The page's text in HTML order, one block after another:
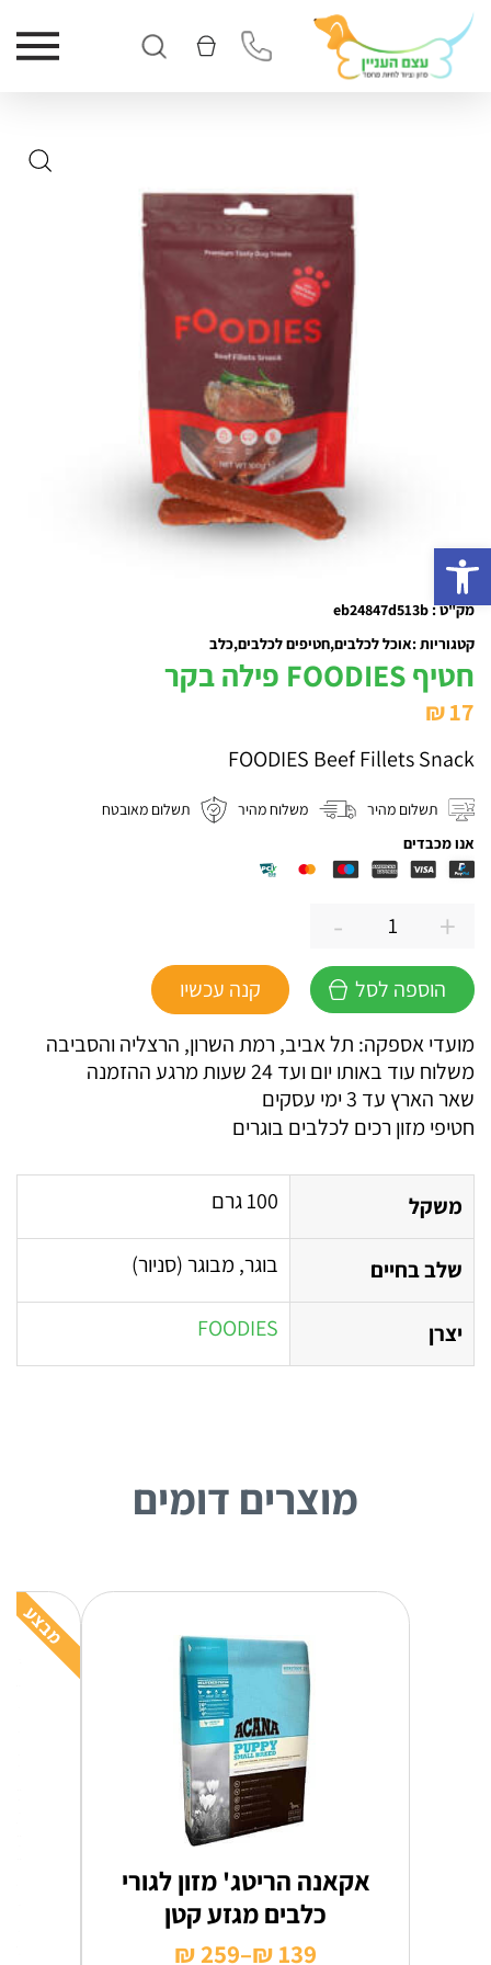
מק"ט : eb24847d513b
קטגוריות :אוכל לכלבים חטיפים לכלבים כלב
חטיף FOODIES פילה בקר
₪17
FOODIES Beef Fillets Snack
תשלום מהיר משלוח מהיר
תשלום מאובטח
אנו מכבדים
+כמות
של
חטיף
פילה
בקר
-
הוספה לסל
קנה עכשיו
מועדי אספקה: תל אביב, רמת השרון, הרצליה והסביבה
משלוח עוד באותו יום ועד 24 שעות מרגע ההזמנה
שאר הארץ עד 3 ימי עסקים
חטיפי מזון רכים לכלבים בוגרים
משקל 100 גרם
שלב בחיים בוגר, מבוגר (סניור)
יצרן FOODIES
מוצרים דומים
אקאנה הריטג' מזון לגורי
כלבים מגזע קטן
₪ 139
–
₪259
מבצע
פתח סרגל נגישות